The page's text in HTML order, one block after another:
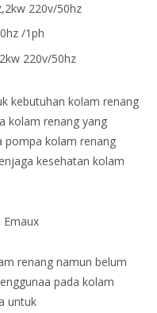
220v/50hz
/1ph
220v/50hz
kebutuhan kolam renang
kolam renang yang
pompa kolam renang
kesehatan kolam
Emaux
renang namun belum
pada kolam
untuk